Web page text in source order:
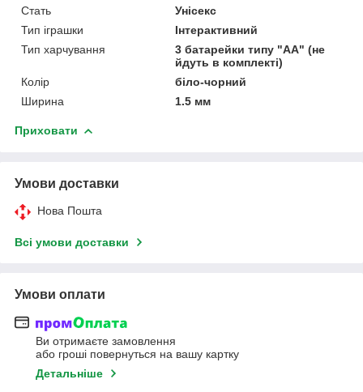
Стать
Унісекс
Тип іграшки
Інтерактивний
Тип харчування
3 батарейки типу "АА" (не
йдуть в комплекті)
Колір
біло-чорний
Ширина
1.5 мм
Приховати
Умови доставки
Нова Пошта
Всі умови доставки
Умови оплати
Ви отримаєте замовлення
або гроші повернуться на вашу картку
Детальніше